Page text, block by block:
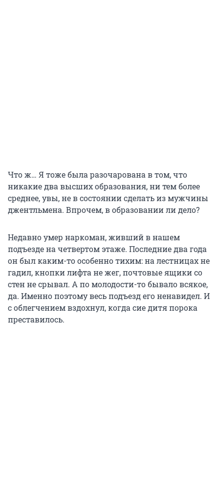
Что ж… Я тоже была разочарована в том, что
никакие два высших образования, ни тем более
среднее, увы, не в состоянии сделать из мужчины
джентльмена. Впрочем, в образовании ли дело?
Недавно умер наркоман, живший в нашем
подъезде на четвертом этаже. Последние два года
он был каким-то особенно тихим: на лестницах не
гадил, кнопки лифта не жег, почтовые ящики со
стен не срывал. А по молодости-то бывало всякое,
да. Именно поэтому весь подъезд его ненавидел. И
с облегчением вздохнул, когда сие дитя порока
преставилось.